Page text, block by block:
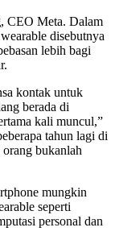
, CEO Meta. Dalam
disebutnya
lebih bagi
kontak untuk
berada di
kali muncul,”
tahun lagi di
orang bukanlah
mungkin
seperti
personal dan